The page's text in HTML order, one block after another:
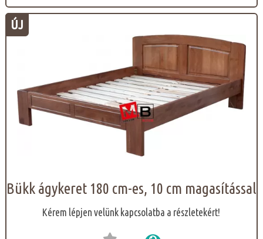
ÚJ
Bükk ágykeret 180 cm-es, 10 cm magasítással
Kérem lépjen velünk kapcsolatba a részletekért!